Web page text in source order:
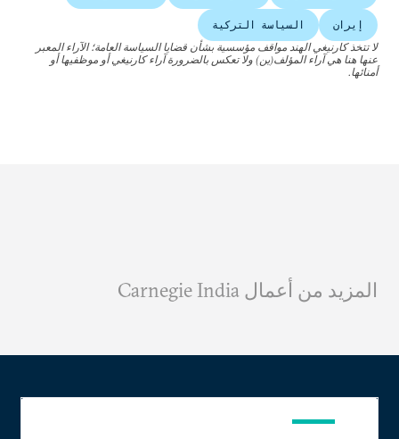
إيران
السياسة التركية
لا تتخذ كارنيغي الهند مواقف مؤسسية بشأن قضايا السياسة العامة؛ الآراء المعبر
عنها هنا هي آراء المؤلف(ين) ولا تعكس بالضرورة آراء كارنيغي أو موظفيها أو
أمنائها.
المزيد من أعمال Carnegie India